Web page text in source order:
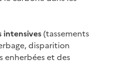
intensives(tassements
disparition
enherbées et des